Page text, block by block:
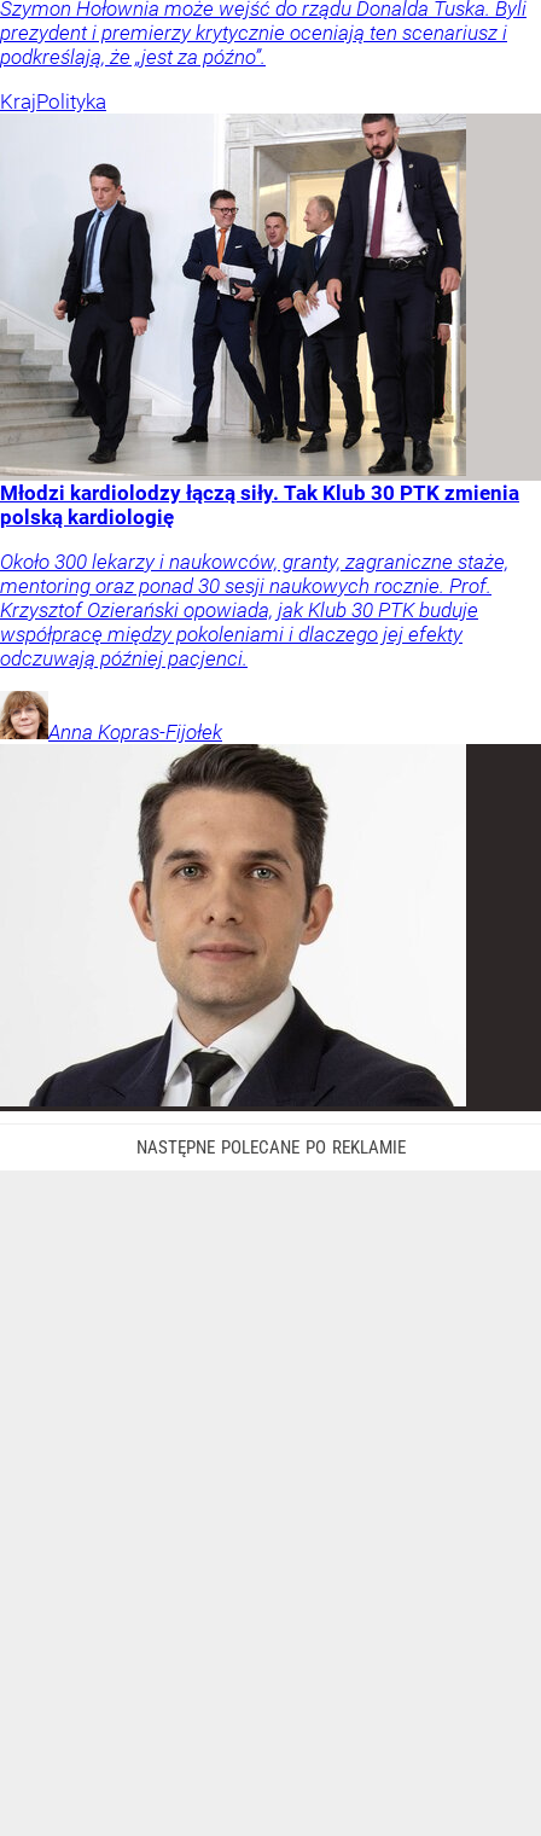
Szymon Hołownia może wejść do rządu Donalda Tuska. Byli
prezydent i premierzy krytycznie oceniają ten scenariusz i
podkreślają, że „jest za późno”.
KrajPolityka
Młodzi kardiolodzy łączą siły. Tak Klub 30 PTK zmienia
polską kardiologię
Około 300 lekarzy i naukowców, granty, zagraniczne staże,
mentoring oraz ponad 30 sesji naukowych rocznie. Prof.
Krzysztof Ozierański opowiada, jak Klub 30 PTK buduje
współpracę między pokoleniami i dlaczego jej efekty
odczuwają później pacjenci.
Anna Kopras-Fijołek